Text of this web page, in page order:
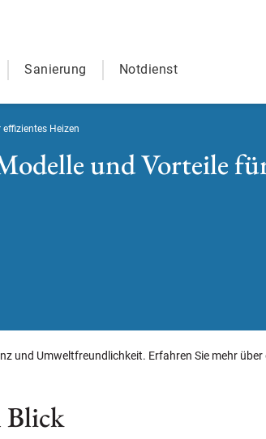
Sanierung Notdienst
Heizen
und Vorteile
und Umweltfreundlichkeit. Erfahren Sie mehr
Blick